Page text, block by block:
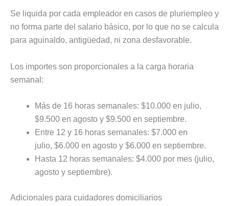
Se liquida por cada empleador en casos de pluriempleo y
no forma parte del salario básico, por lo que no se calcula
para aguinaldo, antigüedad, ni zona desfavorable.
Los importes son proporcionales a la carga horaria
semanal:
Más de 16 horas semanales: $10.000 en julio,
$9.500 en agosto y $9.500 en septiembre.
Entre 12 y 16 horas semanales: $7.000 en
julio, $6.000 en agosto y $6.000 en septiembre.
Hasta 12 horas semanales: $4.000 por mes (julio,
agosto y septiembre).
Adicionales para cuidadores domiciliarios